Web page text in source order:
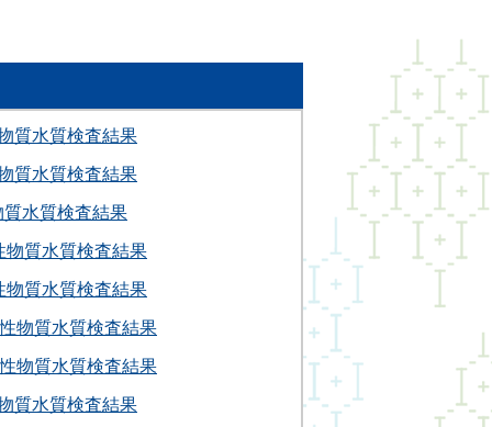
質水質検査結果
質水質検査結果
水質検査結果
物質水質検査結果
物質水質検査結果
物質水質検査結果
物質水質検査結果
質水質検査結果